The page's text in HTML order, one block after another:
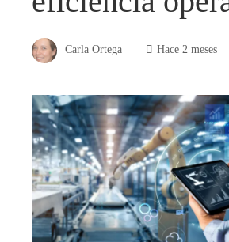
Carla Ortega Hace 2 meses